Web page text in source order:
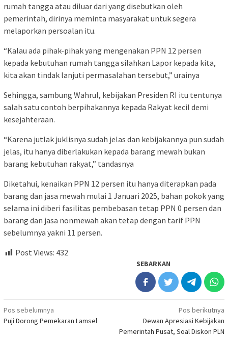
rumah tangga atau diluar dari yang disebutkan oleh
pemerintah, dirinya meminta masyarakat untuk segera
melaporkan persoalan itu.
“Kalau ada pihak-pihak yang mengenakan PPN 12 persen
kepada kebutuhan rumah tangga silahkan Lapor kepada kita,
kita akan tindak lanjuti permasalahan tersebut,” urainya
Sehingga, sambung Wahrul, kebijakan Presiden RI itu tentunya
salah satu contoh berpihakannya kepada Rakyat kecil demi
kesejahteraan.
“Karena jutlak juklisnya sudah jelas dan kebijakannya pun sudah
jelas, itu hanya diberlakukan kepada barang mewah bukan
barang kebutuhan rakyat,” tandasnya
Diketahui, kenaikan PPN 12 persen itu hanya diterapkan pada
barang dan jasa mewah mulai 1 Januari 2025, bahan pokok yang
selama ini diberi fasilitas pembebasan tetap PPN 0 persen dan
barang dan jasa nonmewah akan tetap dengan tarif PPN
sebelumnya yakni 11 persen.
Post Views: 432
SEBARKAN
Navigasi
pos
Pos sebelumnya
Puji Dorong Pemekaran Lamsel
Pos berikutnya
Dewan Apresiasi Kebijakan
Pemerintah Pusat, Soal Diskon PLN